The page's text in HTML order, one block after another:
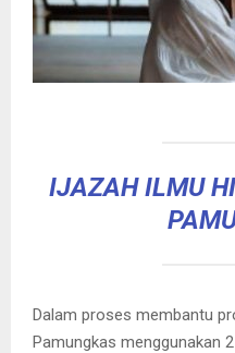
IJAZAH ILMU
Dalam proses membantu
Pamungkas menggunakan